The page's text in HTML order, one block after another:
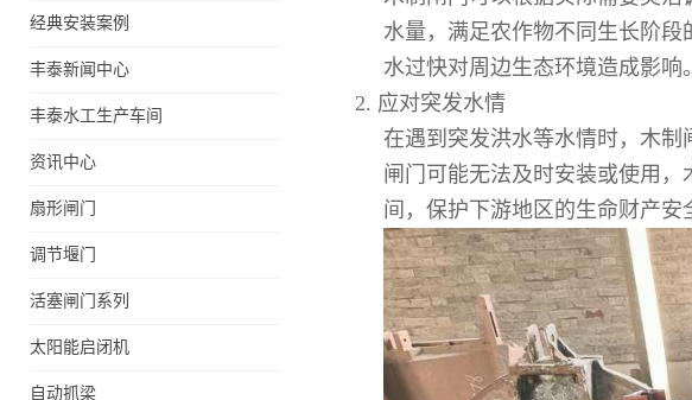
经典安装案例
丰泰新闻中心
丰泰水工生产车间
资讯中心
扇形闸门
调节堰门
活塞闸门系列
太阳能启闭机
自动抓梁
利丰泰制造
水量，满足农作物不同生长阶
水过快对周边生态环境造成影响
2. 应对突发水情
在遇到突发洪水等水情时，木
闸门可能无法及时安装或使用
间，保护下游地区的生命财产安